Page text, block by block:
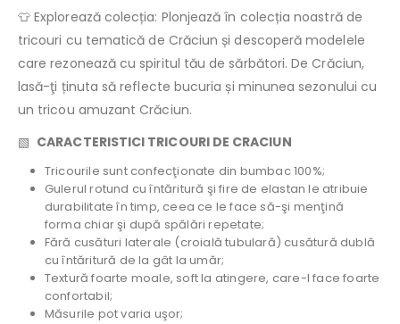
👕 Explorează colecția: Plonjează în colecția noastră de
tricouri cu tematică de Crăciun și descoperă modelele
care rezonează cu spiritul tău de sărbători. De Crăciun,
lasă-ţi ținuta să reflecte bucuria și minunea sezonului cu
un tricou amuzant Crăciun.
▧ CARACTERISTICI TRICOURI DE CRACIUN
Tricourile sunt confecţionate din bumbac 100%;
Gulerul rotund cu întăritură şi fire de elastan le atribuie
durabilitate în timp, ceea ce le face să-şi menţină
forma chiar şi după spălări repetate;
Fără cusături laterale (croială tubulară) cusătură dublă
cu întăritură de la gât la umăr;
Textură foarte moale, soft la atingere, care-l face foarte
confortabil;
Măsurile pot varia uşor;